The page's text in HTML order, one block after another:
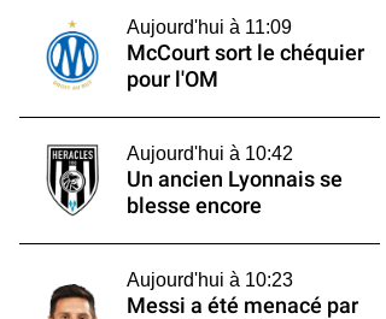
Aujourd'hui à 11:09
McCourt sort le chéquier
pour l'OM
Aujourd'hui à 10:42
Un ancien Lyonnais se
blesse encore
Aujourd'hui à 10:23
Messi a été menacé par